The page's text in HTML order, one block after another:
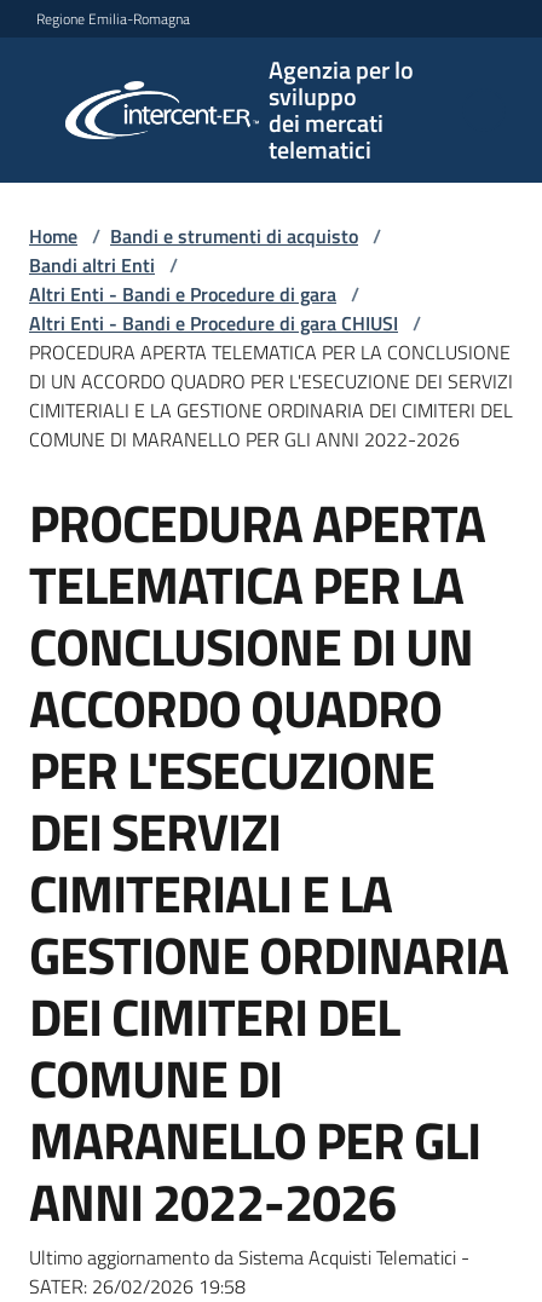
Vai al contenuto
Vai alla navigazione
Vai al footer
Regione Emilia-Romagna
Agenzia per lo
sviluppo
dei mercati
telematici
per lo
sviluppo
telematici
L'Agenzia
Bandi
strumenti
di
Supporto
Piattaforme
telematiche
English
site
Seguici
su
Home / Bandi e strumenti di acquisto /
Bandi altri Enti /
Altri Enti - Bandi e Procedure di gara /
Altri Enti - Bandi e Procedure di gara CHIUSI /
PROCEDURA APERTA TELEMATICA PER LA CONCLUSIONE
DI UN ACCORDO QUADRO PER L'ESECUZIONE DEI SERVIZI
CIMITERIALI E LA GESTIONE ORDINARIA DEI CIMITERI DEL
COMUNE DI MARANELLO PER GLI ANNI 2022-2026
Salta al contenuto
PROCEDURA APERTA
TELEMATICA PER LA
CONCLUSIONE DI UN
ACCORDO QUADRO
PER L'ESECUZIONE
DEI SERVIZI
CIMITERIALI E LA
GESTIONE ORDINARIA
DEI CIMITERI DEL
COMUNE DI
MARANELLO PER GLI
ANNI 2022-2026
Ultimo aggiornamento da Sistema Acquisti Telematici -
SATER: 26/02/2026 19:58